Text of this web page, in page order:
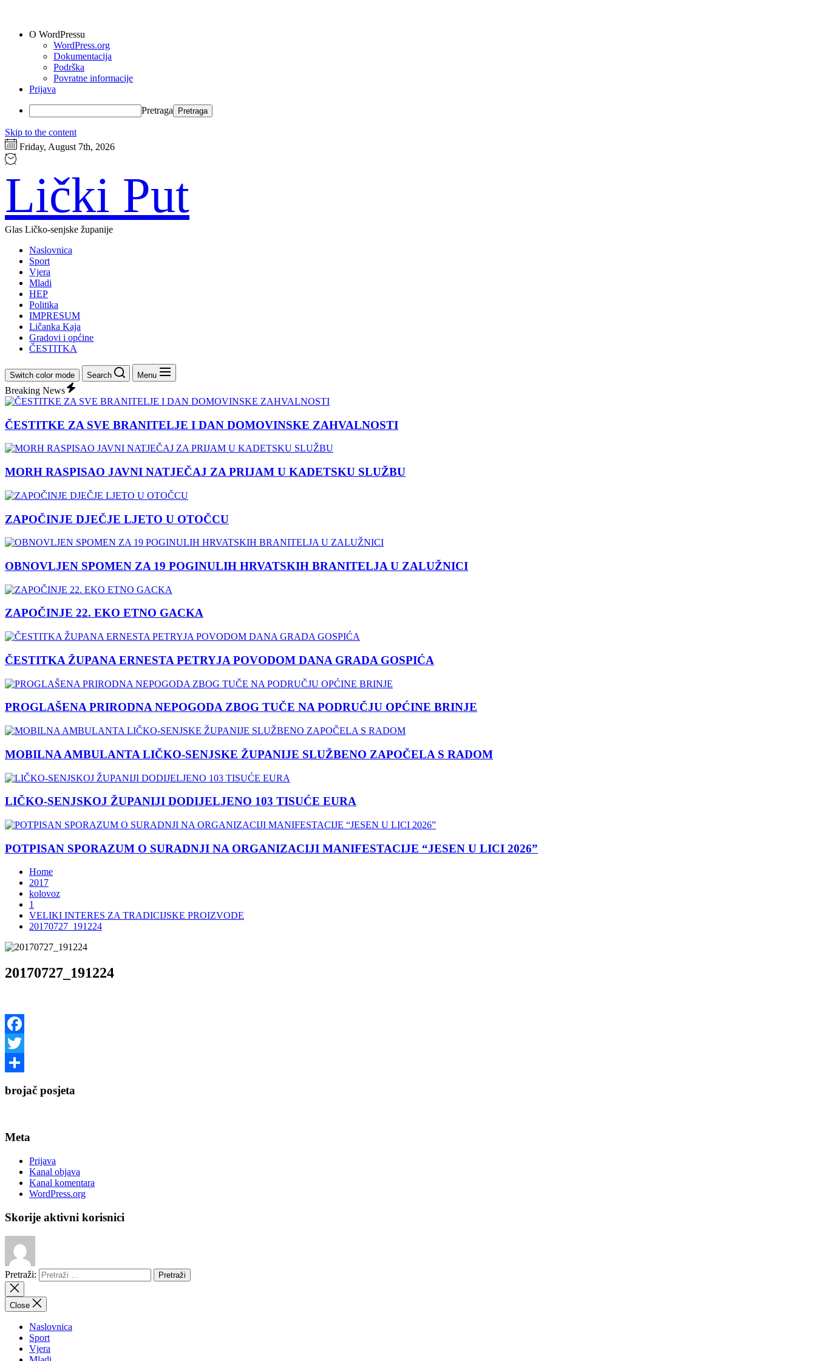
O WordPressu
WordPress.org
Dokumentacija
Podrška
Povratne informacije
Prijava
Pretraga
Skip to the content
Friday, August 7th, 2026
Lički Put
Glas Ličko-senjske županije
Naslovnica
Sport
Vjera
Mladi
HEP
Politika
IMPRESUM
Ličanka Kaja
Gradovi i općine
ČESTITKA
Switch color mode Search Menu
Breaking News
ČESTITKE ZA SVE BRANITELJE I DAN DOMOVINSKE ZAHVALNOSTI
MORH RASPISAO JAVNI NATJEČAJ ZA PRIJAM U KADETSKU SLUŽBU
ZAPOČINJE DJEČJE LJETO U OTOČCU
OBNOVLJEN SPOMEN ZA 19 POGINULIH HRVATSKIH BRANITELJA U ZALUŽNICI
ZAPOČINJE 22. EKO ETNO GACKA
ČESTITKA ŽUPANA ERNESTA PETRYJA POVODOM DANA GRADA GOSPIĆA
PROGLAŠENA PRIRODNA NEPOGODA ZBOG TUČE NA PODRUČJU OPĆINE BRINJE
MOBILNA AMBULANTA LIČKO-SENJSKE ŽUPANIJE SLUŽBENO ZAPOČELA S RADOM
LIČKO-SENJSKOJ ŽUPANIJI DODIJELJENO 103 TISUĆE EURA
POTPISAN SPORAZUM O SURADNJI NA ORGANIZACIJI MANIFESTACIJE “JESEN U LICI 2026”
Home
2017
kolovoz
1
VELIKI INTERES ZA TRADICIJSKE PROIZVODE
20170727_191224
20170727_191224
Facebook
Twitter
brojač posjeta
Meta
Prijava
Kanal objava
Kanal komentara
WordPress.org
Skorije aktivni korisnici
Pretraži:
Close
Naslovnica
Sport
Vjera